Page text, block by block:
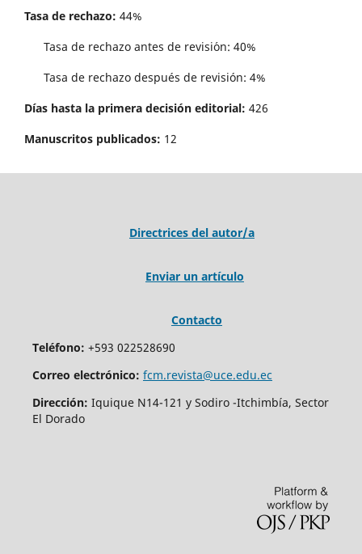
Tasa de rechazo: 44%
Tasa de rechazo antes de revisi´on: 40%
Tasa de rechazo después de revisión: 4%
Días hasta la primera decisión editorial: 426
Manuscritos publicados: 12
Directrices del autor/a
Enviar un artículo
Contacto
Teléfono: +593 022528690
Correo electrónico: fcm.revista@uce.edu.ec
Dirección: Iquique N14-121 y Sodiro -Itchimbía, Sector
El Dorado